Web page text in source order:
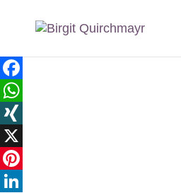
Facebook
WhatsApp
XING
X
Pinterest